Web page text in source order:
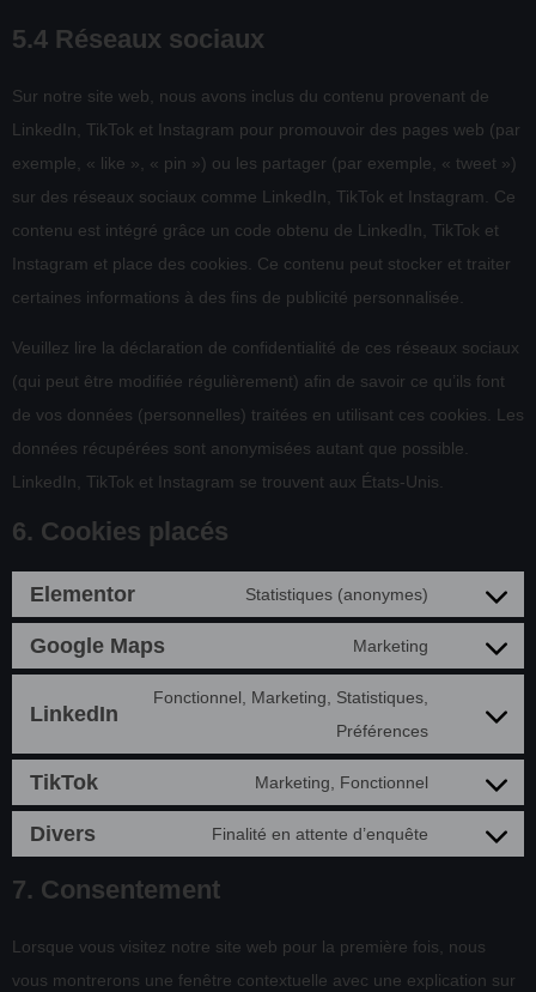
5.4 Réseaux sociaux
Sur notre site web, nous avons inclus du contenu provenant de
LinkedIn, TikTok et Instagram pour promouvoir des pages web (par
exemple, « like », « pin ») ou les partager (par exemple, « tweet »)
sur des réseaux sociaux comme LinkedIn, TikTok et Instagram. Ce
contenu est intégré grâce un code obtenu de LinkedIn, TikTok et
Instagram et place des cookies. Ce contenu peut stocker et traiter
certaines informations à des fins de publicité personnalisée.
Veuillez lire la déclaration de confidentialité de ces réseaux sociaux
(qui peut être modifiée régulièrement) afin de savoir ce qu’ils font
de vos données (personnelles) traitées en utilisant ces cookies. Les
données récupérées sont anonymisées autant que possible.
LinkedIn, TikTok et Instagram se trouvent aux États-Unis.
6. Cookies placés
Elementor Statistiques (anonymes)
Google Maps Marketing
LinkedIn
Fonctionnel, Marketing, Statistiques,
Préférences
TikTok Marketing, Fonctionnel
Divers Finalité en attente d’enquête
7. Consentement
Lorsque vous visitez notre site web pour la première fois, nous
vous montrerons une fenêtre contextuelle avec une explication sur